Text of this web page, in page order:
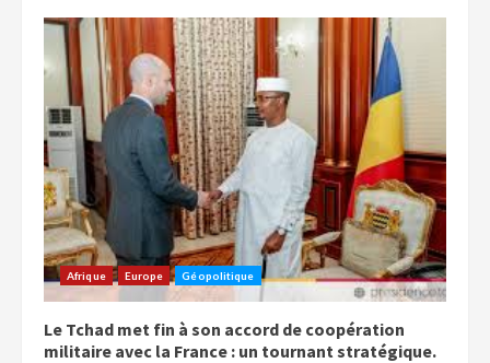
Afrique Europe Géopolitique
Le Tchad met fin à son accord de coopération
militaire avec la France : un tournant stratégique.